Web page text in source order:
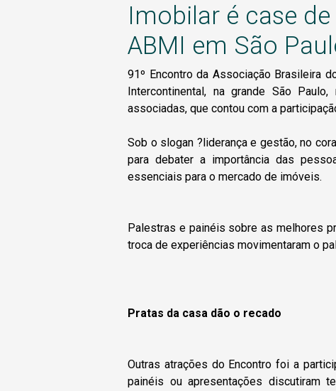
Imobilar é case
ABMI em São
91º Encontro da Associação Brasileira
Intercontinental, na grande São
associadas, que contou com a
Sob o slogan ?liderança e gestão, no
para debater a importância das
essenciais para o mercado de imóveis.
Palestras e painéis sobre as melhores
troca de experiências movimentaram o
Pratas da casa dão o recado
Outras atrações do Encontro foi a
painéis ou apresentações discutiram